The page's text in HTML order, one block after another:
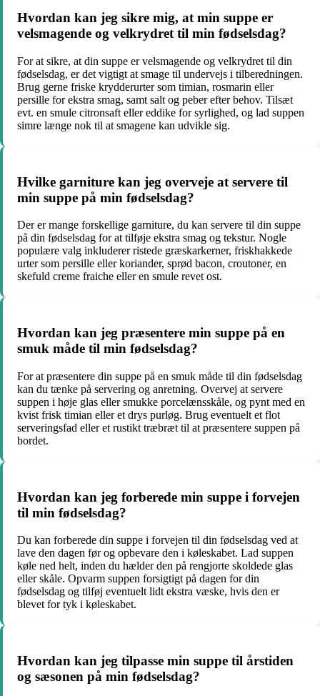
Hvordan kan jeg sikre mig, at min suppe er
velsmagende og velkrydret til min fødselsdag?
For at sikre, at din suppe er velsmagende og velkrydret til din
fødselsdag, er det vigtigt at smage til undervejs i tilberedningen.
Brug gerne friske krydderurter som timian, rosmarin eller
persille for ekstra smag, samt salt og peber efter behov. Tilsæt
evt. en smule citronsaft eller eddike for syrlighed, og lad suppen
simre længe nok til at smagene kan udvikle sig.
Hvilke garniture kan jeg overveje at servere til
min suppe på min fødselsdag?
Der er mange forskellige garniture, du kan servere til din suppe
på din fødselsdag for at tilføje ekstra smag og tekstur. Nogle
populære valg inkluderer ristede græskarkerner, friskhakkede
urter som persille eller koriander, sprød bacon, croutoner, en
skefuld creme fraiche eller en smule revet ost.
Hvordan kan jeg præsentere min suppe på en
smuk måde til min fødselsdag?
For at præsentere din suppe på en smuk måde til din fødselsdag
kan du tænke på servering og anretning. Overvej at servere
suppen i høje glas eller smukke porcelænsskåle, og pynt med en
kvist frisk timian eller et drys purløg. Brug eventuelt et flot
serveringsfad eller et rustikt træbræt til at præsentere suppen på
bordet.
Hvordan kan jeg forberede min suppe i forvejen
til min fødselsdag?
Du kan forberede din suppe i forvejen til din fødselsdag ved at
lave den dagen før og opbevare den i køleskabet. Lad suppen
køle ned helt, inden du hælder den på rengjorte skoldede glas
eller skåle. Opvarm suppen forsigtigt på dagen for din
fødselsdag og tilføj eventuelt lidt ekstra væske, hvis den er
blevet for tyk i køleskabet.
Hvordan kan jeg tilpasse min suppe til årstiden
og sæsonen på min fødselsdag?